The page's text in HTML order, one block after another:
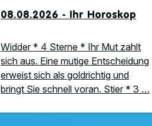
08.08.2026 - Ihr Horoskop
Widder * 4 Sterne * Ihr Mut zahlt
sich aus. Eine mutige Entscheidung
erweist sich als goldrichtig und
bringt Sie schnell voran. Stier * 3 …